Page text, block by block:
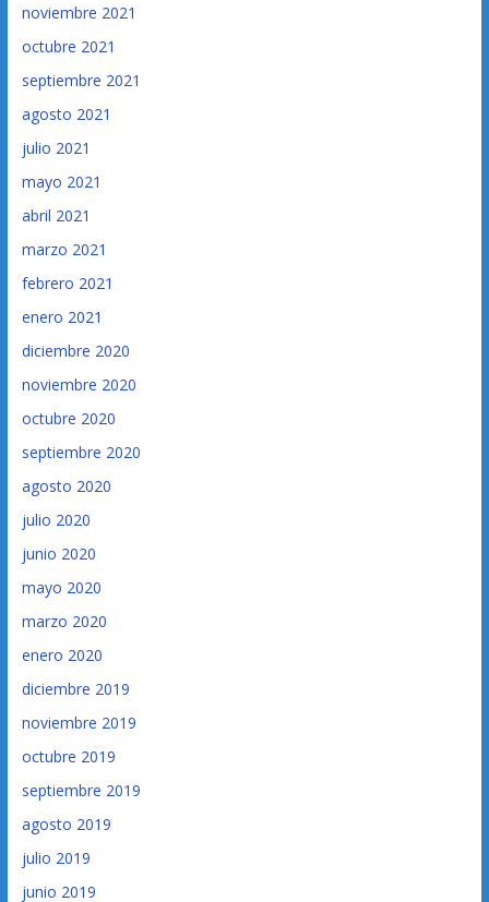
noviembre 2021
octubre 2021
septiembre 2021
agosto 2021
julio 2021
mayo 2021
abril 2021
marzo 2021
febrero 2021
enero 2021
diciembre 2020
noviembre 2020
octubre 2020
septiembre 2020
agosto 2020
julio 2020
junio 2020
mayo 2020
marzo 2020
enero 2020
diciembre 2019
noviembre 2019
octubre 2019
septiembre 2019
agosto 2019
julio 2019
junio 2019